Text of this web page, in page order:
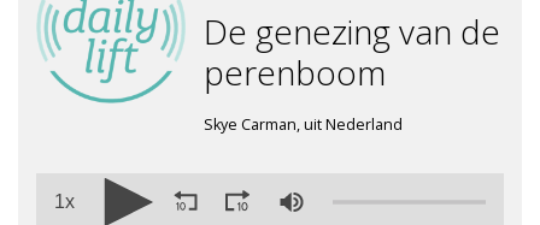
De genezing van de
perenboom
Skye Carman, uit Nederland
1x